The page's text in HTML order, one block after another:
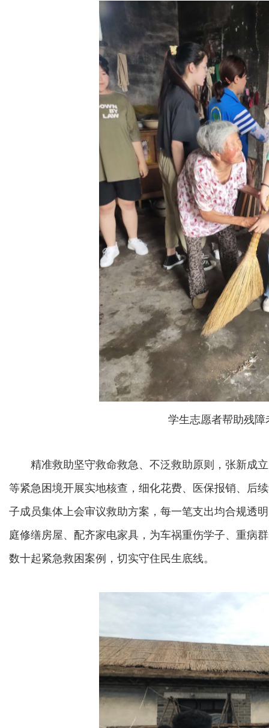
学生志愿者帮助残障
精准救助坚守救命救急、不泛救助原则，张新成立
等紧急困境开展实地核查，细化花费、医保报销、后
子成员集体上会审议救助方案，每一笔支出均合规透
庭修缮房屋、配齐家电家具，为车祸重伤学子、重病
数十起紧急救困案例，切实守住民生底线。